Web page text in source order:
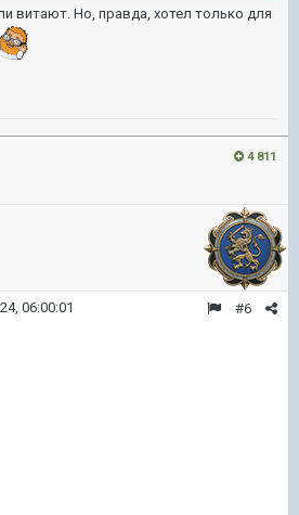
витают. Но, правда, хотел только для
4 811
#6
06:00:01